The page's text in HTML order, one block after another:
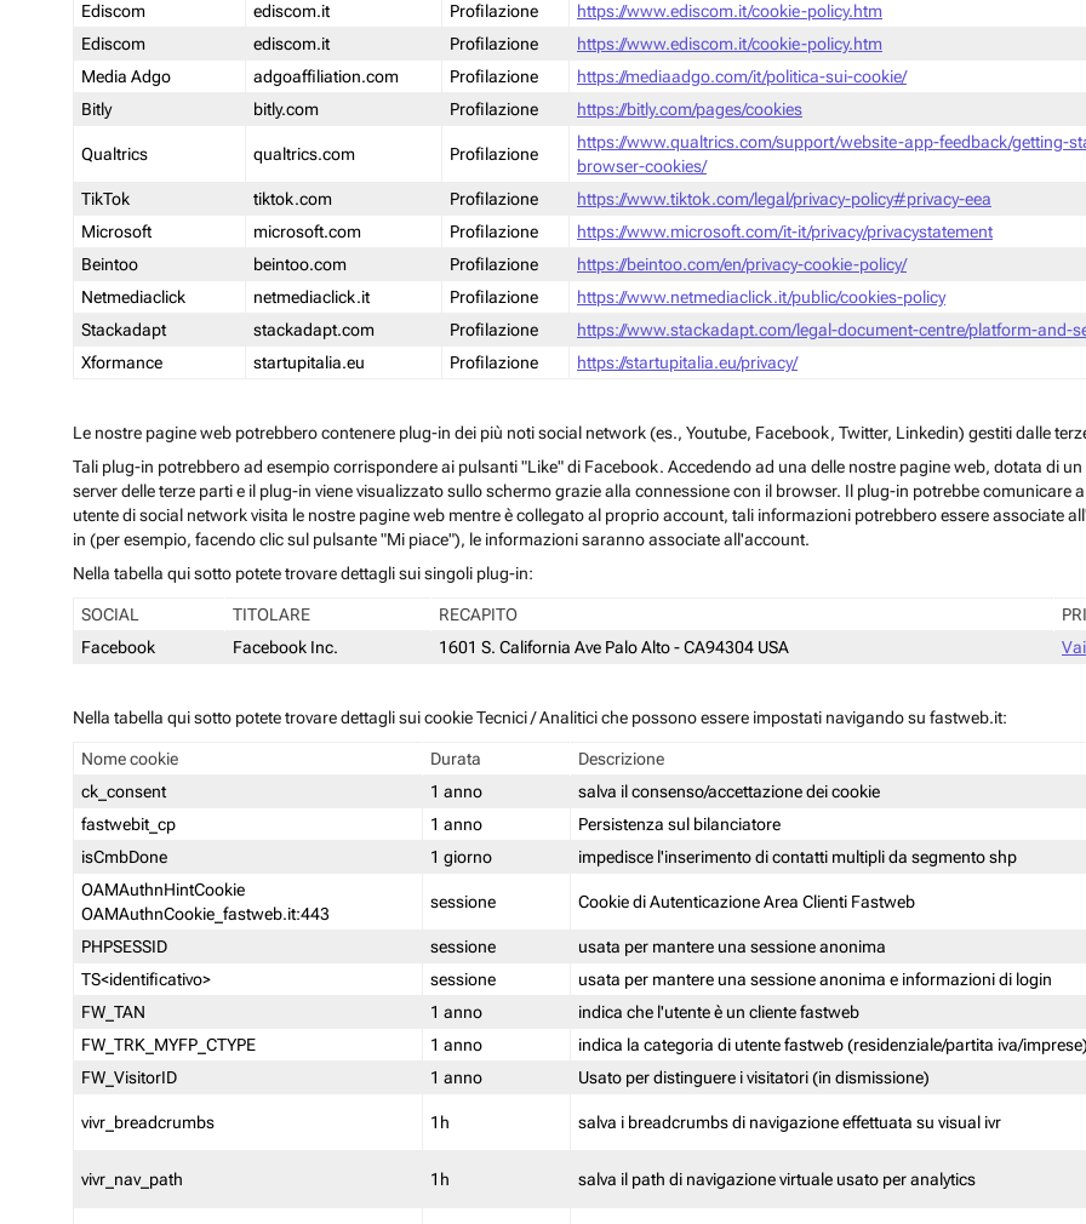
Ediscom
ediscom.it Profilazione
https://www.ediscom.it/cookie-policy.htm
Ediscom
ediscom.it Profilazione
https://www.ediscom.it/cookie-policy.htm
Media Adgo
adgoaffiliation.com Profilazione
https://mediaadgo.com/it/politica-sui-cookie/
Bitly
bitly.com Profilazione https://bitly.com/pages/cookies
Qualtrics qualtrics.com Profilazione
https://www.qualtrics.com/support/website-app-feedback/getting-
browser-cookies/
TikTok
tiktok.com Profilazione
https://www.tiktok.com/legal/privacy-policy#privacy-eea
Microsoft
microsoft.com Profilazione
https://www.microsoft.com/it-it/privacy/privacystatement
Beintoo
beintoo.com Profilazione
https://beintoo.com/en/privacy-cookie-policy/
Netmediaclick
netmediaclick.it Profilazione
https://www.netmediaclick.it/public/cookies-policy
Stackadapt
stackadapt.com Profilazione
https://www.stackadapt.com/legal-document-centre/platform-and-
Xformance
startupitalia.eu Profilazione https://startupitalia.eu/privacy/
Le nostre pagine web potrebbero contenere plug-in dei più noti social network (es., Youtube, Facebook, Twitter, Linkedin) gestiti dalle
Tali plug-in potrebbero ad esempio corrispondere ai pulsanti "Like" di Facebook. Accedendo ad una delle nostre pagine web, dotata di
server delle terze parti e il plug-in viene visualizzato sullo schermo grazie alla connessione con il browser. Il plug-in potrebbe comunicare
utente di social network visita le nostre pagine web mentre è collegato al proprio account, tali informazioni potrebbero essere associate
in (per esempio, facendo clic sul pulsante "Mi piace"), le informazioni saranno associate all'account.
Nella tabella qui sotto potete trovare dettagli sui singoli plug-in:
SOCIAL TITOLARE RECAPITO
Facebook
Facebook Inc. 1601 S. California Ave Palo Alto - CA94304 USA
Nella tabella qui sotto potete trovare dettagli sui cookie Tecnici / Analitici che possono essere impostati navigando su fastweb.it:
Nome cookie Durata
Descrizione
ck_consent
1 anno
salva il consenso/accettazione dei cookie
fastwebit_cp
1 anno
Persistenza sul bilanciatore
isCmbDone
1 giorno
impedisce l'inserimento di contatti multipli da segmento shp
OAMAuthnHintCookie
OAMAuthnCookie_fastweb.it:443
sessione Cookie di Autenticazione Area Clienti Fastweb
PHPSESSID sessione
usata per mantere una sessione anonima
TS<identificativo>
sessione
usata per mantere una sessione anonima e informazioni di login
FW_TAN
1 anno
indica che l'utente è un cliente fastweb
FW_TRK_MYFP_CTYPE
1 anno
indica la categoria di utente fastweb (residenziale/partita iva/
FW_VisitorID
1 anno Usato per distinguere i visitatori (in dismissione)
vivr_breadcrumbs 1h salva i breadcrumbs di navigazione effettuata su visual ivr
vivr_nav_path 1h salva il path di navigazione virtuale usato per analytics